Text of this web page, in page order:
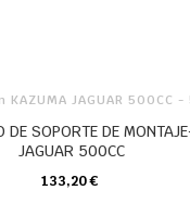
KAZUMA JAGUAR 500CC -
DE SOPORTE DE
JAGUAR 500CC
133,20 €
CARRO